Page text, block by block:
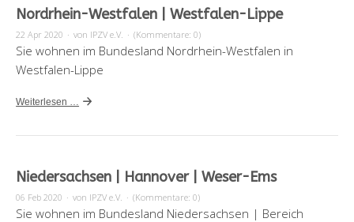
Nordrhein-Westfalen | Westfalen-Lippe
22 Apr 2020 · von IPZV e.V. · (Kommentare: 0)
Sie wohnen im Bundesland Nordrhein-Westfalen in
Westfalen-Lippe
Weiterlesen …
Niedersachsen | Hannover | Weser-Ems
06 Feb 2020 · von IPZV e.V. · (Kommentare: 0)
Sie wohnen im Bundesland Niedersachsen | Bereich